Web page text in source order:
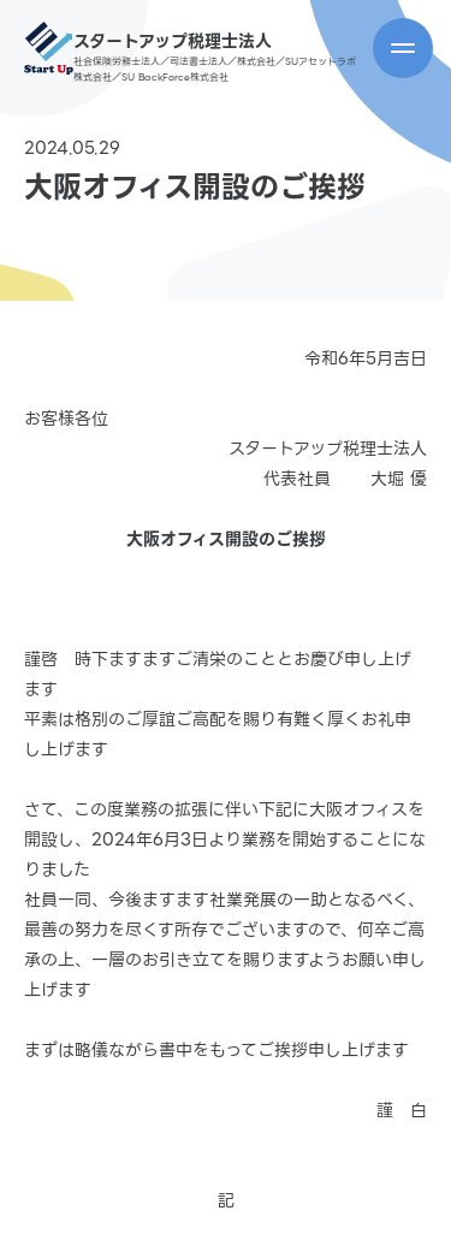
スタートアップ税理士法人
社会保険労務士法人／司法書士法人／株式会社／SUアセットラボ
株式会社／SU BackForce株式会社
2024.05.29
大阪オフィス開設のご挨拶
令和6年5月吉日
お客様各位
スタートアップ税理士法人
代表社員 大堀 優
大阪オフィス開設のご挨拶
謹啓 時下ますますご清栄のこととお慶び申し上げ
ます
平素は格別のご厚誼ご高配を賜り有難く厚くお礼申
し上げます
さて、この度業務の拡張に伴い下記に大阪オフィスを
開設し、2024年6月3日より業務を開始することにな
りました
社員一同、今後ますます社業発展の一助となるべく、
最善の努力を尽くす所存でございますので、何卒ご高
承の上、一層のお引き立てを賜りますようお願い申し
上げます
まずは略儀ながら書中をもってご挨拶申し上げます
謹 白
記